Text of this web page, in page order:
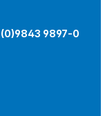
9897-0